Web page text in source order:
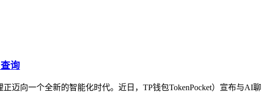
询
迈向一个全新的智能化时代。近日，TP钱包TokenPocket）宣布与AI聊